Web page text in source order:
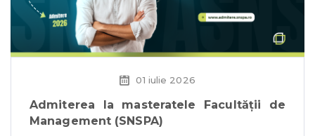
01 iulie 2026
Admiterea la masteratele Facultății de
Management (SNSPA)